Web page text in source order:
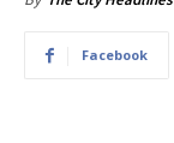
Facebook